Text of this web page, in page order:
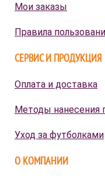
Мои заказы
Правила
СЕРВИС И ПРОДУКЦИЯ
Оплата и доставка
Методы нанесения
Уход за футболками
О КОМПАНИИ